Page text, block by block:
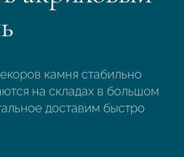
камня стабильно
на складах в большом
доставим быстро